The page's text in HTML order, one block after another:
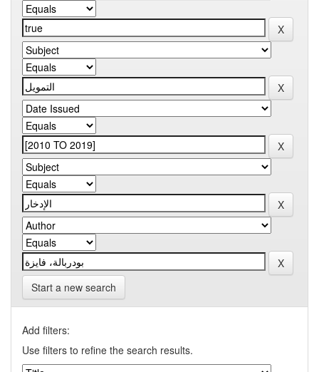
Start a new search
Add filters:
Use filters to refine the search results.